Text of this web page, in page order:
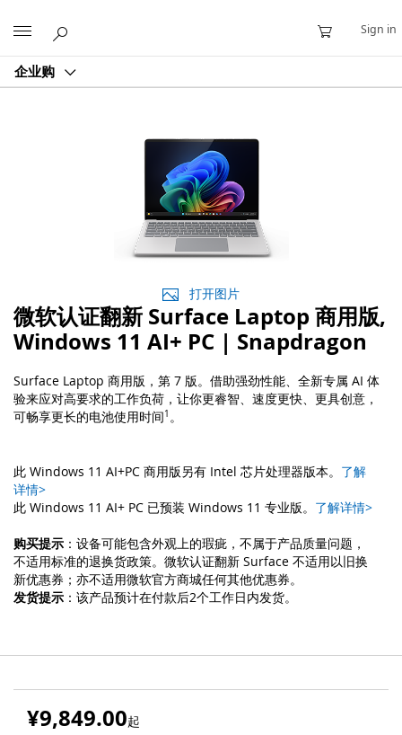
企业购
Sign in
打开图片
微软认证翻新 Surface Laptop 商用版,
Windows 11 AI+ PC | Snapdragon
Surface Laptop 商用版，第 7 版。借助强劲性能、全新专属 AI 体
验来应对高要求的工作负荷，让你更睿智、速度更快、更具创意，
可畅享更长的电池使用时间1 。
此 Windows 11 AI+PC 商用版另有 Intel 芯片处理器版本。 了解
详情>
此 Windows 11 AI+ PC 已预装 Windows 11 专业版。 了解详情>
购买提示 ：设备可能包含外观上的瑕疵，不属于产品质量问题，
不适用标准的退换货政策。微软认证翻新 Surface 不适用以旧换
新优惠券；亦不适用微软官方商城任何其他优惠券。
发货提示 ：该产品预计在付款后2个工作日内发货。
¥9,849.00起